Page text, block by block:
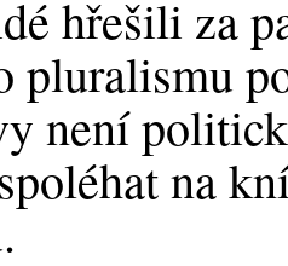
hřešili za
pluralismu
není
na